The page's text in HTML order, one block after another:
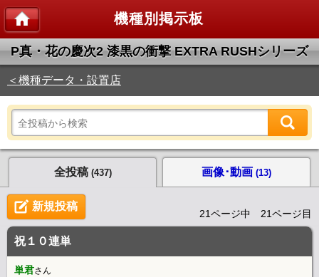
機種別掲示板
P真・花の慶次2 漆黒の衝撃 EXTRA RUSHシリーズ
＜機種データ・設置店
全投稿 (437) 画像･動画 (13)
新規投稿
21ページ中 21ページ目
祝１０連単
単君さん